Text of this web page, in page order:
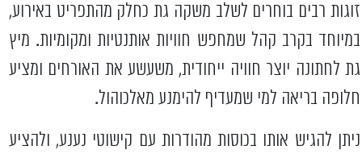
זוגות רבים בוחרים לשלב משקה גת כחלק מהתפריט באירוע,
במיוחד בקרב קהל שמחפש חוויות אותנטיות ומקומיות. מיץ
גת לחתונה יוצר חוויה ייחודית, משעשע את האורחים ומציע
חלופה בריאה למי שמעדיף להימנע מאלכוהול.
ניתן להגיש אותו בכוסות מהודרות עם קישוטי נענע, ולהציע